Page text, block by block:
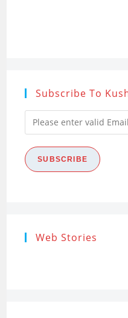
Subscribe To
Please
enter
valid
Email
SUBSCRIBE
Web Stories
Ethics (शोध